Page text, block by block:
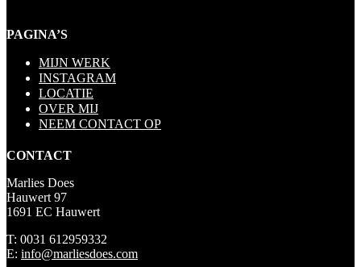
PAGINA’S
MIJN WERK
INSTAGRAM
LOCATIE
OVER MIJ
NEEM CONTACT OP
CONTACT
Marlies Does
Hauwert 97
1691 EC Hauwert
T: 0031 612959332
E: info@marliesdoes.com